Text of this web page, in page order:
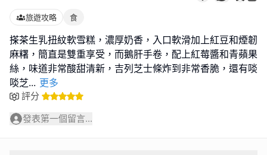
旅遊攻略 食
搽茶生乳扭紋軟雪糕，濃厚奶香，入口軟滑加上紅豆和煙韌
麻糬，簡直是雙重享受，而鵝肝手卷，配上紅莓醬和青蘋果
絲，味道非常酸甜清新，吉列芝士條炸到非常香脆，還有啖
啖芝... 更多
評分
發表第一個留言...